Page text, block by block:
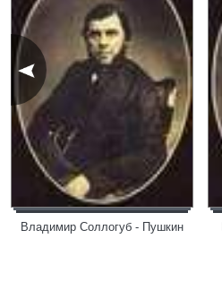
Владимир Соллогуб - Пушкин